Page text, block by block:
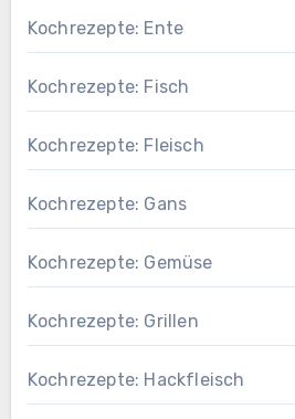
Kochrezepte: Ente
Kochrezepte: Fisch
Kochrezepte: Fleisch
Kochrezepte: Gans
Kochrezepte: Gemüse
Kochrezepte: Grillen
Kochrezepte: Hackfleisch